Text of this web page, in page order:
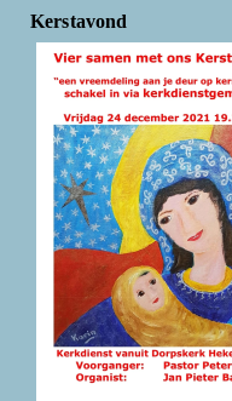
Kerstavond